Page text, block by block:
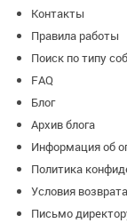
Контакты
Правила работы
Поиск по типу
FAQ
Блог
Архив блога
Информация об
Политика
Условия
Письмо